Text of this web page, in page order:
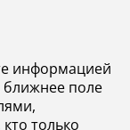
информацией
ближнее поле
только